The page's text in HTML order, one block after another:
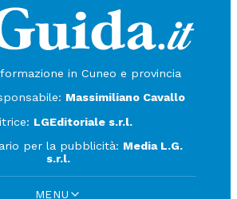
in Cuneo e provincia
Massimiliano Cavallo
LGEditoriale s.r.l.
per la pubblicità: Media L.G.
s.r.l.
MENU